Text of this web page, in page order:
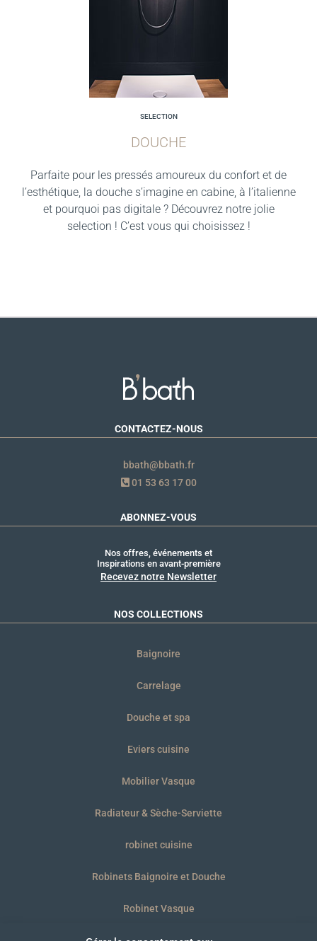
SELECTION
DOUCHE
Parfaite pour les pressés amoureux du confort et de
l’esthétique, la douche s’imagine en cabine, à l’italienne
et pourquoi pas digitale ? Découvrez notre jolie
selection ! C’est vous qui choisissez !
CONTACTEZ-NOUS
bbath@bbath.fr
01 53 63 17 00
ABONNEZ-VOUS
Nos offres, événements et
Inspirations en avant-première
Recevez notre Newsletter
NOS COLLECTIONS
Baignoire
Carrelage
Douche et spa
Eviers cuisine
Mobilier Vasque
Radiateur & Sèche-Serviette
robinet cuisine
Robinets Baignoire et Douche
Robinet Vasque